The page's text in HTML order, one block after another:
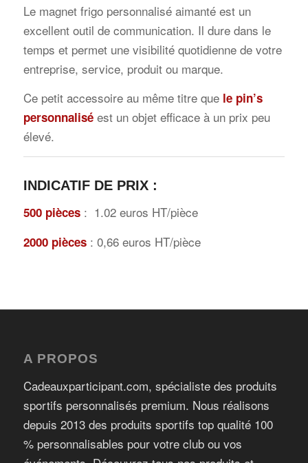
Le magnet frigo personnalisé aimanté est un
excellent outil de communication. Il dure dans le
temps et permet une visibilité quotidienne de votre
entreprise, service, produit ou marque.
Ce petit accessoire au même titre que le pin’s
personnalisé est un objet efficace à un prix peu
élevé.
INDICATIF DE PRIX :
500 pièces : 1.02 euros HT/pièce
2000 pièces: 0,66 euros HT/pièce
A PROPOS
Cadeauxparticipant.com, spécialiste des produits
sportifs personnalisés premium. Nous réalisons
depuis 2013 des produits sportifs top qualité 100
% personnalisables pour votre club ou vos